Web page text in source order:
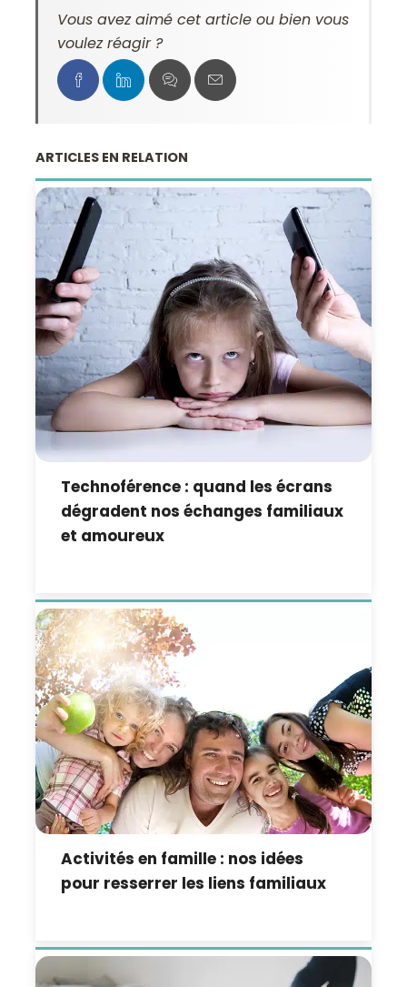
Vous avez aimé cet article ou bien vous
voulez réagir ?
ARTICLES EN RELATION
Technoférence : quand les écrans
dégradent nos échanges familiaux
et amoureux
Activités en famille : nos idées
pour resserrer les liens familiaux